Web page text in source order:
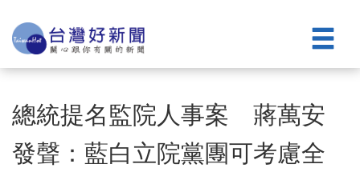
總統提名監院人事案 蔣萬安
發聲：藍白立院黨團可考慮全